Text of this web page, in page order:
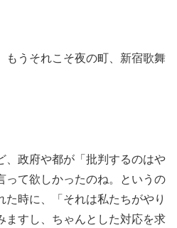
もうそれこそ夜の町、新宿歌舞
、政府や都が「批判するのはや
って欲しかったのね。というの
た時に、「それは私たちがやり
ますし、ちゃんとした対応を求